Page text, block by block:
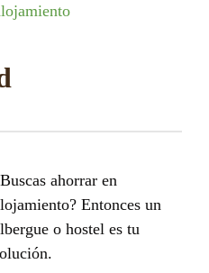
ahorrar en
Entonces un
o hostel es tu